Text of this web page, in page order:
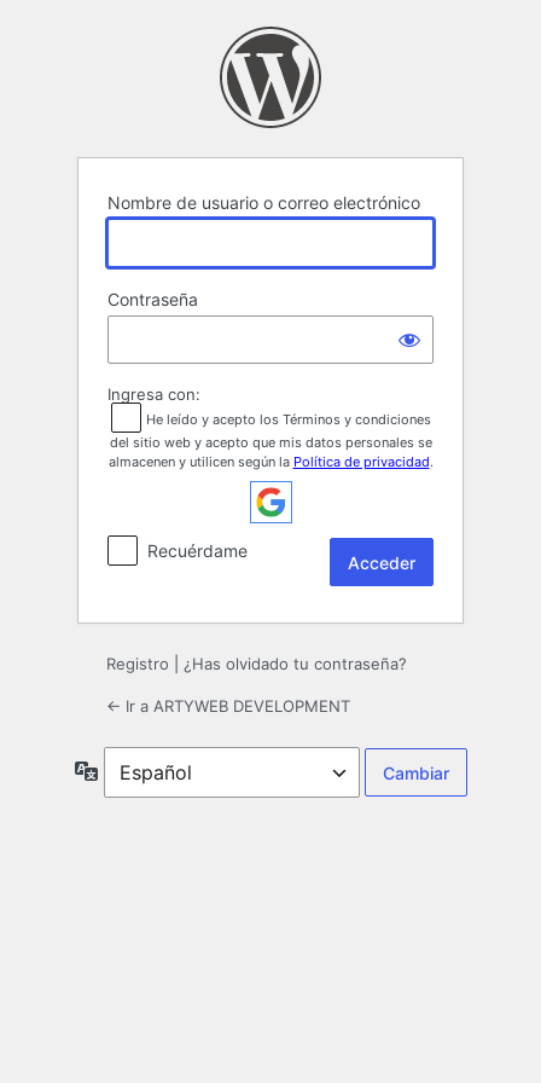
Nombre de usuario o correo electrónico
Contraseña
Ingresa con:
He leído y acepto los Términos y condiciones
del sitio web y acepto que mis datos personales se
almacenen y utilicen según la Política de privacidad.
Recuérdame
Registro ¿Has olvidado tu contraseña?
← Ir a ARTYWEB DEVELOPMENT
Idioma